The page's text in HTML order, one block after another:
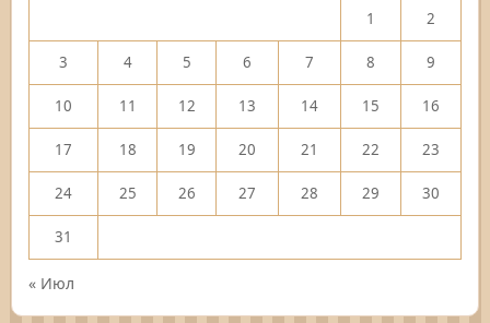
1 2
3 4 5 6 7 8 9
10 11 12 13 14 15 16
17 18 19 20 21 22 23
24 25 26 27 28 29 30
31
« Июл